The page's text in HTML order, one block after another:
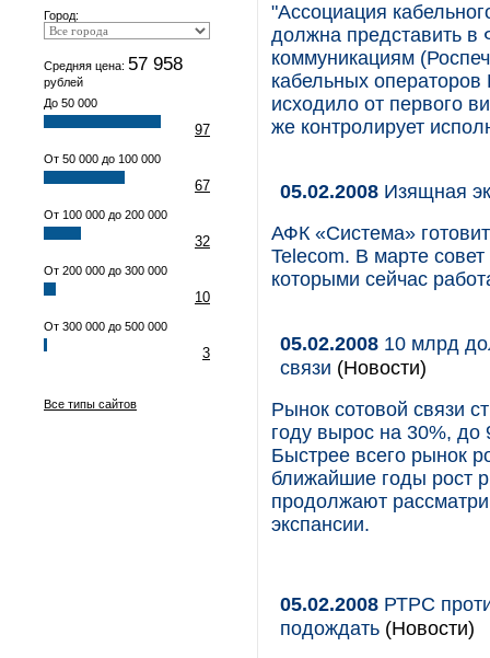
Город:
Средняя цена: 57 958
рублей
До 50 000
97
От 50 000 до 100 000
67
От 100 000 до 200 000
32
От 200 000 до 300 000
10
От 300 000 до 500 000
3
Все типы сайтов
"Ассоциация
должна представить в
коммуникациям
кабельных операторов
исходило от первого
же контролирует
05.02.2008 Изящная
АФК «Система»
Telecom. В марте
которыми сейчас
05.02.2008 10 млрд
связи (Новости)
Рынок сотовой связи
году вырос на 30%,
Быстрее всего рынок
ближайшие годы рост
продолжают
экспансии.
05.02.2008 РТРС
подождать (Новости)